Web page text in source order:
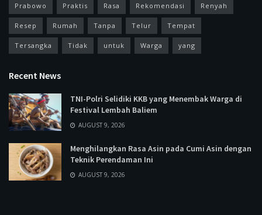
Prabowo Praktis Rasa Rekomendasi Renyah
Resep Rumah Tanpa Telur Tempat
Tersangka Tidak untuk Warga yang
Recent News
TNI-Polri Selidiki KKB yang Menembak Warga di
Festival Lembah Baliem
AUGUST 9, 2026
Menghilangkan Rasa Asin pada Cumi Asin dengan
Teknik Perendaman Ini
AUGUST 9, 2026